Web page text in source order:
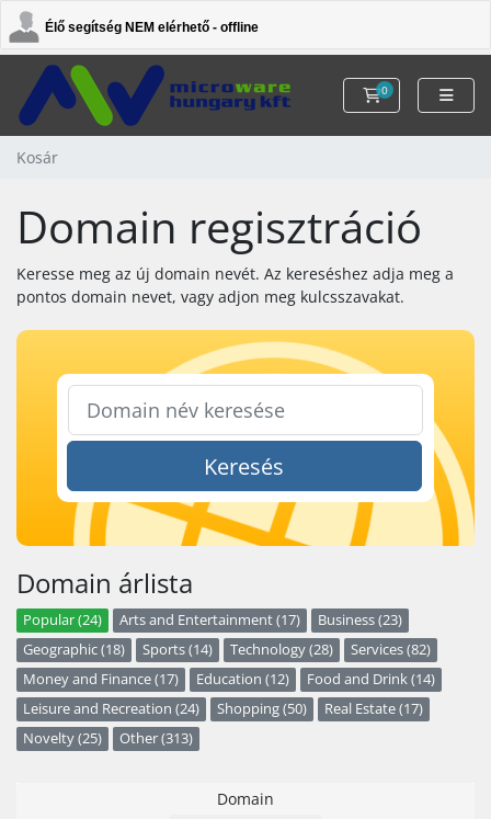
Élő segítség NEM elérhető - offline
0
Kosár
Kosár
Domain regisztráció
Keresse meg az új domain nevét. Az kereséshez adja meg a
pontos domain nevet, vagy adjon meg kulcsszavakat.
Keresés
Domain árlista
Popular (24) Arts and Entertainment (17)
Business (23)
Geographic (18)
Sports (14) Technology (28)
Services (82)
Money and Finance (17)
Education (12)
Food and Drink (14)
Leisure and Recreation (24)
Shopping (50)
Real Estate (17)
Novelty (25)
Other (313)
Domain